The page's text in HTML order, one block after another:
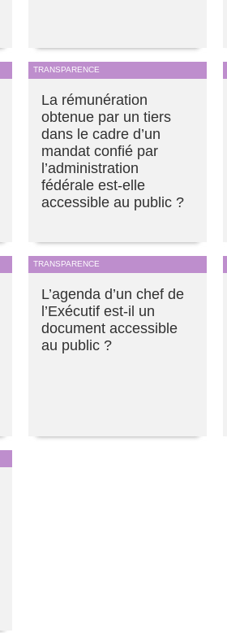
TRANSPARENCE
La rémunération
obtenue par un tiers
dans le cadre d’un
mandat confié par
l’administration
fédérale est-elle
accessible au public ?
TRANSPARENCE
L’agenda d’un chef de
l’Exécutif est-il un
document accessible
au public ?